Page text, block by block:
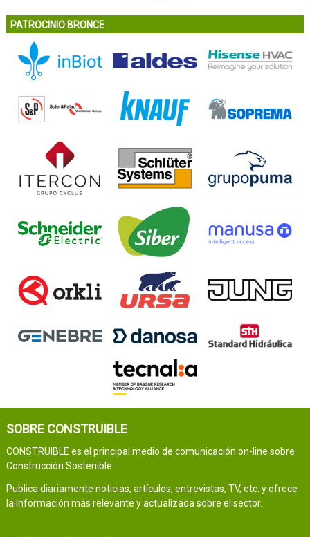
PATROCINIO BRONCE
SOBRE CONSTRUIBLE
CONSTRUIBLE es el principal medio de comunicación on-line sobre
Construcción Sostenible.
Publica diariamente noticias, artículos, entrevistas, TV, etc. y ofrece
la información más relevante y actualizada sobre el sector.